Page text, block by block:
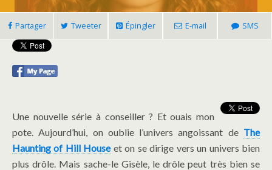
Partager Tweeter Épingler E-mail SMS
Une nouvelle série à conseiller ? Et ouais mon
pote. Aujourd’hui, on oublie l’univers angoissant de The
Haunting of Hill Houseet on se dirige vers un univers bien
plus drôle. Mais sache-le Gisèle, le drôle peut très bien se